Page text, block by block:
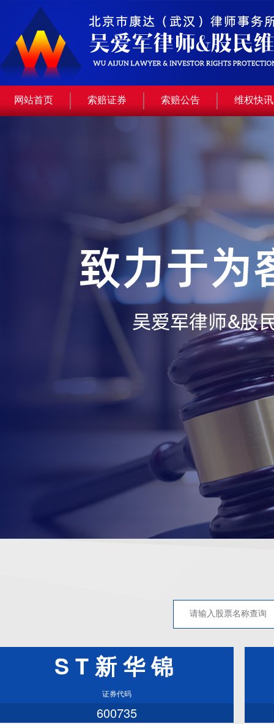
网站首页 索赔证券 索赔公告 维权快讯
ST新华锦
证券代码
600735